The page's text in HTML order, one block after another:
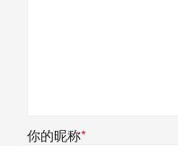
你的昵称*